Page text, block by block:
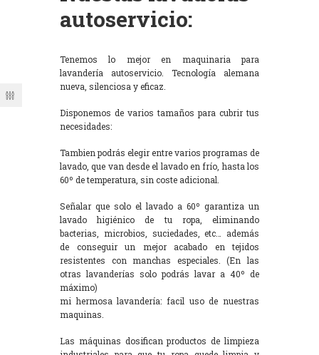
autoservicio:
Tenemos lo mejor en maquinaria para
lavandería autoservicio. Tecnología alemana
nueva, silenciosa y eficaz.
Disponemos de varios tamaños para cubrir tus
necesidades:
Tambien podrás elegir entre varios programas de
lavado, que van desde el lavado en frío, hasta los
60º de temperatura, sin coste adicional.
Señalar que solo el lavado a 60º garantiza un
lavado higiénico de tu ropa, eliminando
bacterias, microbios, suciedades, etc… además
de conseguir un mejor acabado en tejidos
resistentes con manchas especiales. (En las
otras lavanderías solo podrás lavar a 40º de
máximo)
mi hermosa lavandería: facil uso de nuestras
maquinas.
Las máquinas dosifican productos de limpieza